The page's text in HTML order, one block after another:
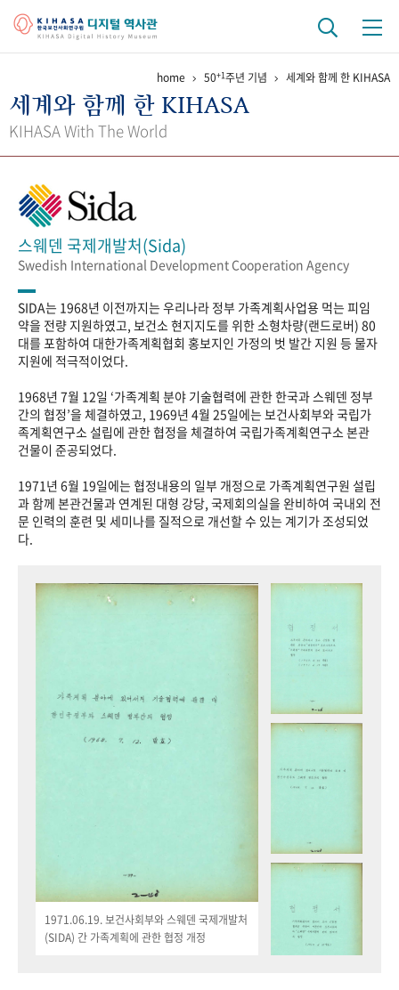
걸어온 길 기관 변천사 역대 기관장
정책과 연구 키워드로 보는 연구 역사
간행물 변천사
기록물 아카이브
사진 아카이브 문서 기록물 행정박물 영상 기록물
성과 50선 숫자로 보는 50년 50+1주년 광장
세계와 함께 한 KIHASA
VR 역사관
home 50+1주년 기념 세계와 함께 한 KIHASA
세계와 함께 한 KIHASA
KIHASA With The World
스웨덴 국제개발처(Sida)
Swedish International Development Cooperation Agency
SIDA는 1968년 이전까지는 우리나라 정부 가족계획사업용 먹는 피임
약을 전량 지원하였고, 보건소 현지지도를 위한 소형차량(랜드로버) 80
대를 포함하여 대한가족계획협회 홍보지인 가정의 벗 발간 지원 등 물자
지원에 적극적이었다.
1968년 7월 12일 ‘가족계획 분야 기술협력에 관한 한국과 스웨덴 정부
간의 협정’을 체결하였고, 1969년 4월 25일에는 보건사회부와 국립가
족계획연구소 설립에 관한 협정을 체결하여 국립가족계획연구소 본관
건물이 준공되었다.
1971년 6월 19일에는 협정내용의 일부 개정으로 가족계획연구원 설립
과 함께 본관건물과 연계된 대형 강당, 국제회의실을 완비하여 국내외 전
문 인력의 훈련 및 세미나를 질적으로 개선할 수 있는 계기가 조성되었
다.
1971.06.19. 보건사회부와 스웨덴 국제개발처
(SIDA) 간 가족계획에 관한 협정 개정